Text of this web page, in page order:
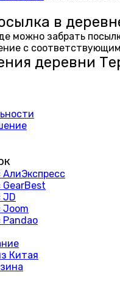
в
можно забрать
с
деревни
JD
Joom
Китая